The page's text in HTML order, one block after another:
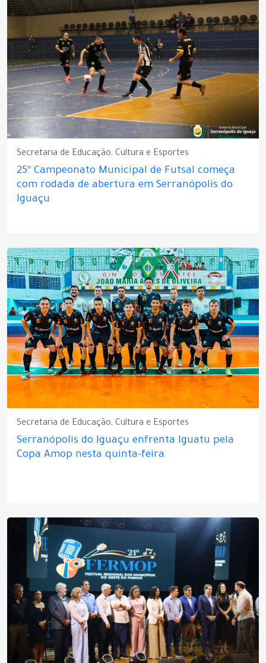
Secretaria de Educação, Cultura e Esportes
25º Campeonato Municipal de Futsal começa
com rodada de abertura em Serranópolis do
Iguaçu
Secretaria de Educação, Cultura e Esportes
Serranópolis do Iguaçu enfrenta Iguatu pela
Copa Amop nesta quinta-feira